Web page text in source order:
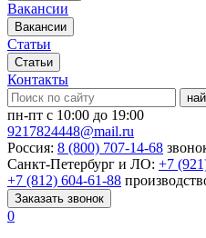
Вакансии
Вакансии
Статьи
Статьи
Контакты
пн-пт с 10:00 до 19:00
9217824448@mail.ru
Россия: 8 (800) 707-14-68
Санкт-Петербург и ЛО: +7
+7 (812) 604-61-88
Заказать звонок
0